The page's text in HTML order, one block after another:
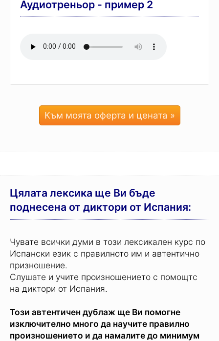
Аудиотреньор - пример 2
Към моята оферта и цената »
Цялата лексика ще Ви бъде
поднесена от диктори от Испания:
Чувате всички думи в този лексикален курс по
Испански език с правилното им и автентично
призношение.
Слушате и учите произношението с помощтс
на диктори от Испания.
Този автентичен дублаж ще Ви помогне
изключително много да научите правилно
произношението и да намалите до минимум